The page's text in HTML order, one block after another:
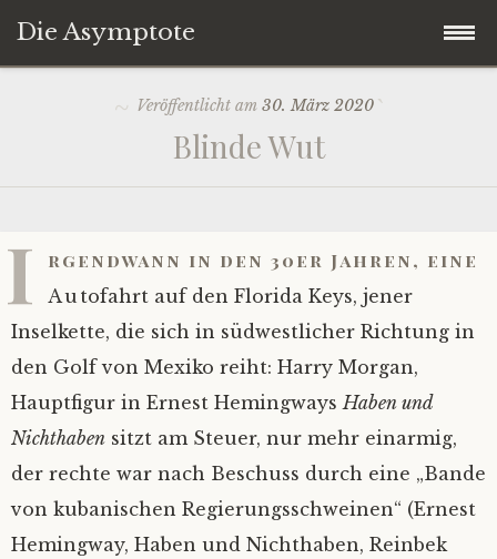
Die Asymptote
Politik
Gesellschaft
Wirtschaft
Marginalien
Impressum
Veröffentlicht am 30. März 2020
Blinde Wut
I rgendwann in den 30er Jahren, eine
Autofahrt auf den Florida Keys, jener
Inselkette, die sich in südwestlicher Richtung in
den Golf von Mexiko reiht: Harry Morgan,
Hauptfigur in Ernest HemingwaysHaben und
Nichthaben sitzt am Steuer, nur mehr einarmig,
der rechte war nach Beschuss durch eine „Bande
von kubanischen Regierungsschweinen“ (Ernest
Hemingway, Haben und Nichthaben, Reinbek